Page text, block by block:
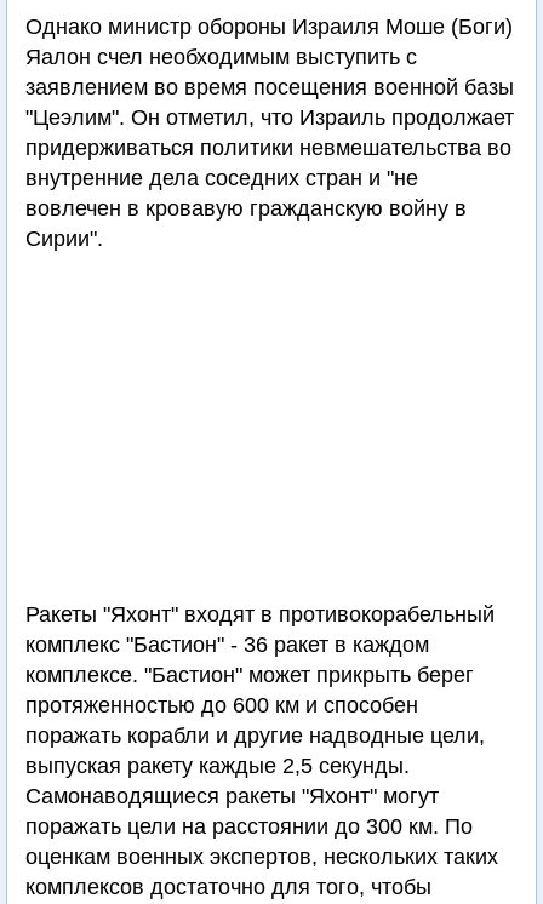
Однако министр обороны Израиля Моше (Боги)
Яалон счел необходимым выступить с
заявлением во время посещения военной базы
"Цеэлим". Он отметил, что Израиль продолжает
придерживаться политики невмешательства во
внутренние дела соседних стран и "не
вовлечен в кровавую гражданскую войну в
Сирии".
Ракеты "Яхонт" входят в противокорабельный
комплекс "Бастион" - 36 ракет в каждом
комплексе. "Бастион" может прикрыть берег
протяженностью до 600 км и способен
поражать корабли и другие надводные цели,
выпуская ракету каждые 2,5 секунды.
Самонаводящиеся ракеты "Яхонт" могут
поражать цели на расстоянии до 300 км. По
оценкам военных экспертов, нескольких таких
комплексов достаточно для того, чтобы